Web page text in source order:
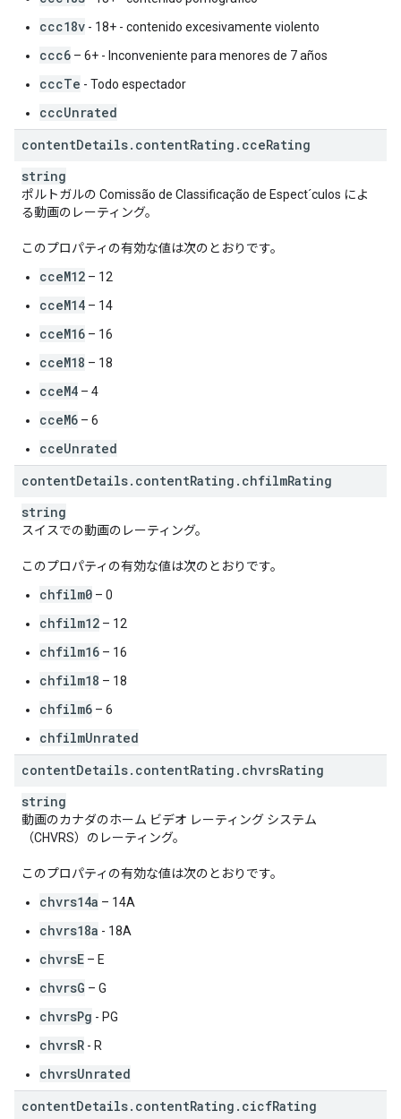
ccc18v - 18+ - contenido excesivamente violento
ccc6 – 6+ - Inconveniente para menores de 7 años
cccTe - Todo espectador
cccUnrated
contentDetails. contentRating . cceRating
string
ポルトガルの Comissão de Classificação de Espect´culos によ
る動画のレーティング。
このプロパティの有効な値は次のとおりです。
cceM12 – 12
cceM14 – 14
cceM16 – 16
cceM18 – 18
cceM4 – 4
cceM6 – 6
cceUnrated
contentDetails. contentRating . chfilmRating
string
スイスでの動画のレーティング。
このプロパティの有効な値は次のとおりです。
chfilm0 – 0
chfilm12 – 12
chfilm16 – 16
chfilm18 – 18
chfilm6 – 6
chfilmUnrated
contentDetails. contentRating . chvrsRating
string
動画のカナダのホーム ビデオ レーティング システム
（CHVRS）のレーティング。
このプロパティの有効な値は次のとおりです。
chvrs14a – 14A
chvrs18a - 18A
chvrsE – E
chvrsG – G
chvrsPg - PG
chvrsR - R
chvrsUnrated
contentDetails. contentRating . cicfRating